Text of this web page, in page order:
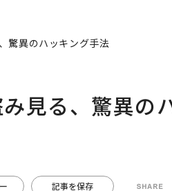
驚異のハッキング手法
見る、驚異の
記事を保存